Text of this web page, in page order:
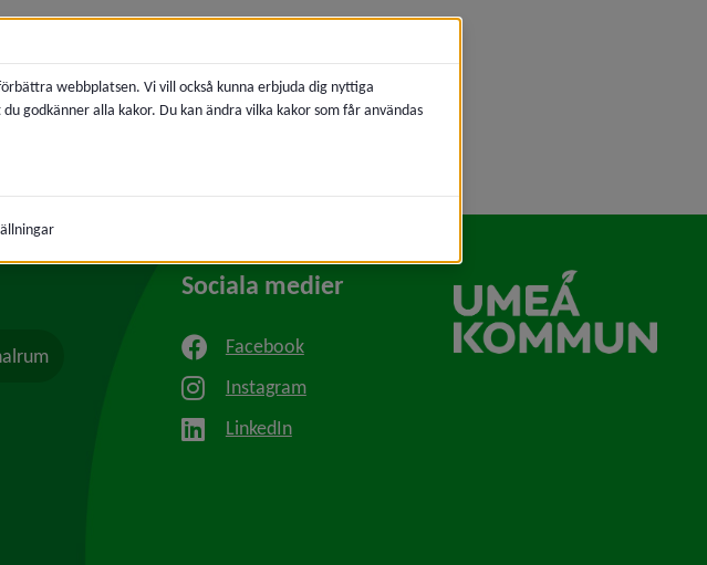
Sociala medier
Facebook
Instagram
LinkedIn
webbplatsen. Vi vill också kunna erbjuda dig nyttiga
godkänner alla kakor. Du kan ändra vilka kakor som får användas